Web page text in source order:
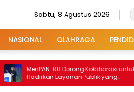
Sabtu, 8 Agustus 2026
NASIONAL OLAHRAGA
RB Dorong Kolaborasi untuk
Layanan Publik yang
dan Inklusif